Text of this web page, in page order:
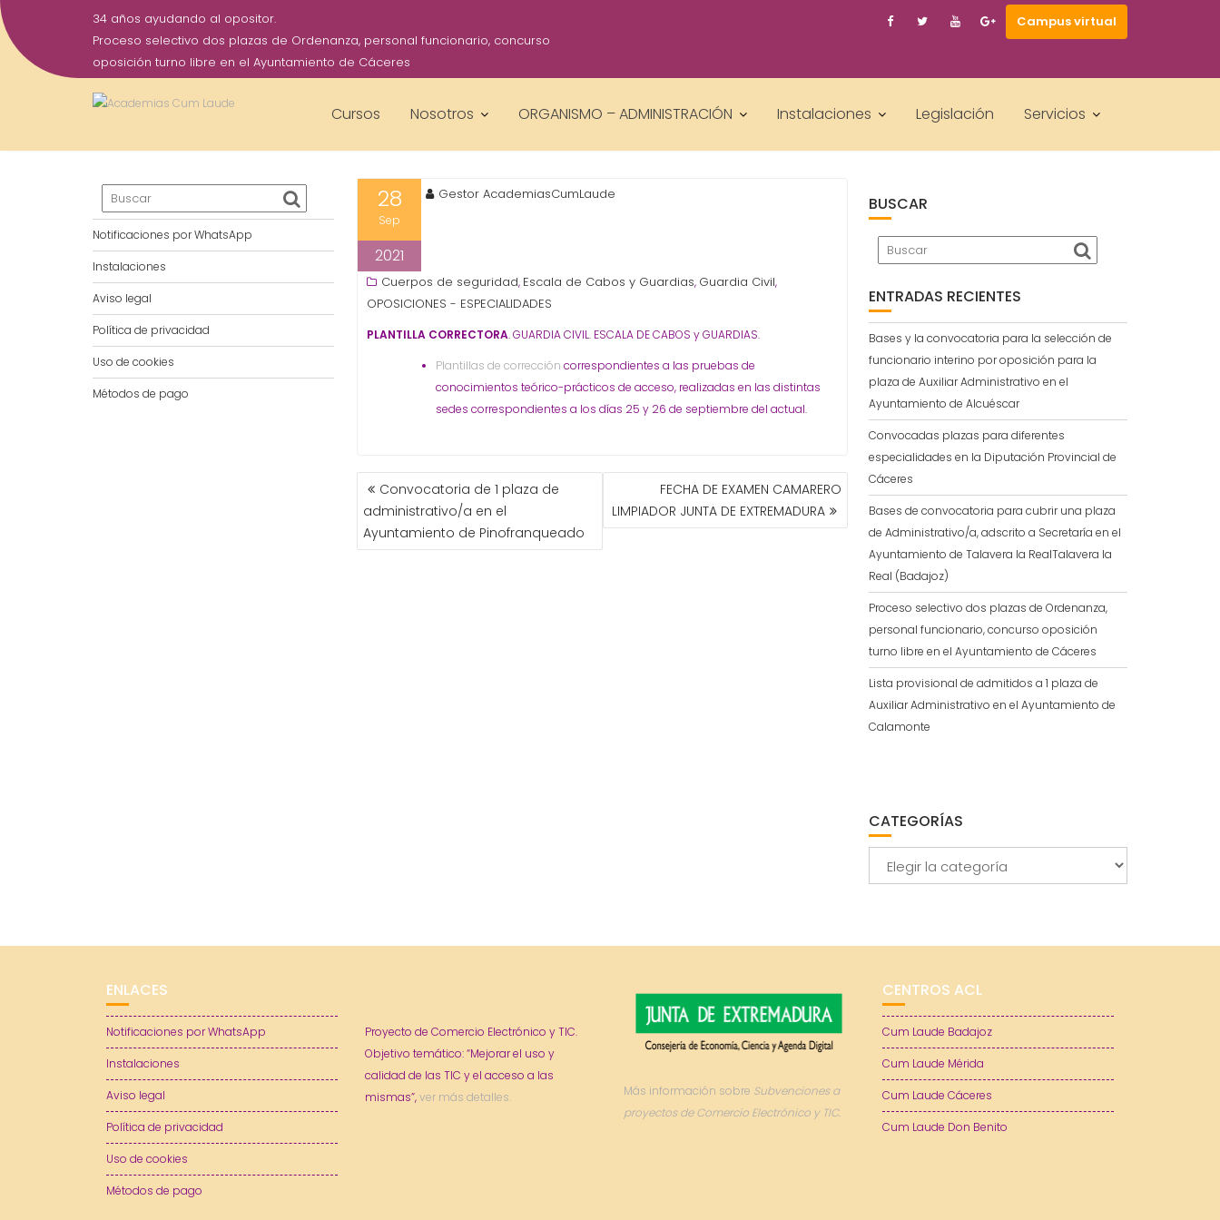
34 años ayudando al opositor.
Proceso selectivo dos plazas de Ordenanza, personal funcionario, concurso
oposición turno libre en el Ayuntamiento de Cáceres
Campus virtual
Cursos Nosotros ORGANISMO – ADMINISTRACIÓN Instalaciones Legislación Servicios
PLANTILLA CORRECTORA. GUARDIA CIVIL. ESCALA DE CABOS Y GUARDIAS.
28
Sep
2021
Gestor AcademiasCumLaude
Cuerpos de seguridad, Escala de Cabos y Guardias, Guardia Civil,
OPOSICIONES - ESPECIALIDADES
PLANTILLA CORRECTORA. GUARDIA CIVIL. ESCALA DE CABOS y GUARDIAS.
Plantillas de corrección correspondientes a las pruebas de
conocimientos teórico-prácticos de acceso, realizadas en las distintas
sedes correspondientes a los días 25 y 26 de septiembre del actual.
NAVEGACIÓN
DE
ENTRADAS
Convocatoria de 1 plaza de
administrativo/a en el
Ayuntamiento de Pinofranqueado
FECHA DE EXAMEN CAMARERO
LIMPIADOR JUNTA DE EXTREMADURA
Notificaciones por WhatsApp
Instalaciones
Aviso legal
Política de privacidad
Uso de cookies
Métodos de pago
BUSCAR
ENTRADAS RECIENTES
Bases y la convocatoria para la selección de
funcionario interino por oposición para la
plaza de Auxiliar Administrativo en el
Ayuntamiento de Alcuéscar
Convocadas plazas para diferentes
especialidades en la Diputación Provincial de
Cáceres
Bases de convocatoria para cubrir una plaza
de Administrativo/a, adscrito a Secretaría en el
Ayuntamiento de Talavera la RealTalavera la
Real (Badajoz)
Proceso selectivo dos plazas de Ordenanza,
personal funcionario, concurso oposición
turno libre en el Ayuntamiento de Cáceres
Lista provisional de admitidos a 1 plaza de
Auxiliar Administrativo en el Ayuntamiento de
Calamonte
CATEGORÍAS
ENLACES
Notificaciones por WhatsApp
Instalaciones
Aviso legal
Política de privacidad
Uso de cookies
Métodos de pago
Proyecto de Comercio Electrónico y TIC.
Objetivo temático: “Mejorar el uso y
calidad de las TIC y el acceso a las
mismas”,ver más detalles. Más información sobre Subvenciones a
proyectos de Comercio Electrónico y TIC.
CENTROS ACL
Cum Laude Badajoz
Cum Laude Mérida
Cum Laude Cáceres
Cum Laude Don Benito